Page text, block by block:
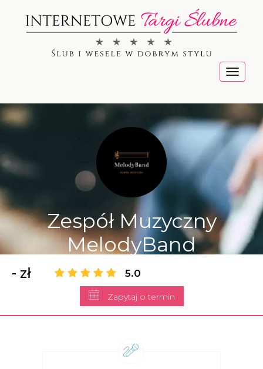
Menu
Zespół Muzyczny
MelodyBand
- zł 5.0
Zapytaj o termin